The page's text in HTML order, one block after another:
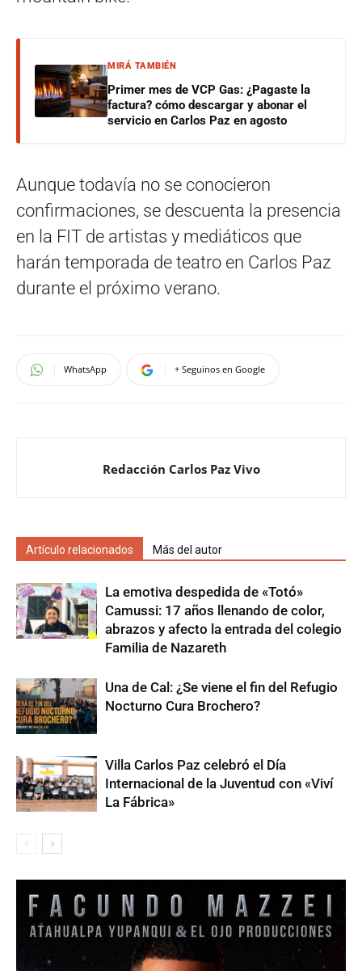
MIRÁ TAMBIÉN
Primer mes de VCP Gas: ¿Pagaste la
factura? cómo descargar y abonar el
servicio en Carlos Paz en agosto
Aunque todavía no se conocieron
confirmaciones, se descuenta la presencia
en la FIT de artistas y mediáticos que
harán temporada de teatro en Carlos Paz
durante el próximo verano.
WhatsApp + Seguinos en Google
Redacción Carlos Paz Vivo
Artículo relacionados Más del autor
La emotiva despedida de «Totó»
Camussi: 17 años llenando de color,
abrazos y afecto la entrada del colegio
Familia de Nazareth
Una de Cal: ¿Se viene el fin del Refugio
Nocturno Cura Brochero?
Villa Carlos Paz celebró el Día
Internacional de la Juventud con «Viví
La Fábrica»